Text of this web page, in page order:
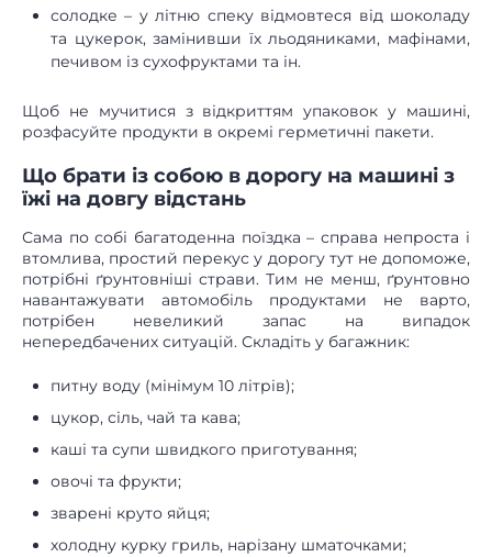
солодке – у літню спеку відмовтеся від шоколаду
та цукерок, замінивши їх льодяниками, мафінами,
печивом із сухофруктами та ін.
Щоб не мучитися з відкриттям упаковок у машині,
розфасуйте продукти в окремі герметичні пакети.
Що брати із собою в дорогу на машині з
їжі на довгу відстань
Сама по собі багатоденна поїздка – справа непроста і
втомлива, простий перекус у дорогу тут не допоможе,
потрібні ґрунтовніші страви. Тим не менш, ґрунтовно
навантажувати автомобіль продуктами не варто,
потрібен невеликий запас на випадок
непередбачених ситуацій. Складіть у багажник:
питну воду (мінімум 10 літрів);
цукор, сіль, чай та кава;
каші та супи швидкого приготування;
овочі та фрукти;
зварені круто яйця;
холодну курку гриль, нарізану шматочками;